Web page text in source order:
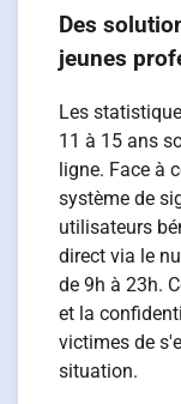
Des
jeunes
Les
11 à 15 ans
ligne. Face à
système de
utilisateurs
direct via le
de 9h à 23h.
et la
victimes de
situation.